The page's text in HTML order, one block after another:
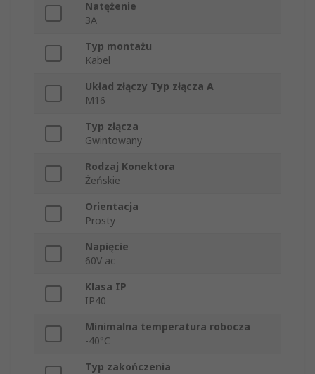
Natężenie
3A
Typ montażu
Kabel
Układ złączy Typ złącza A
M16
Typ złącza
Gwintowany
Rodzaj Konektora
Żeńskie
Orientacja
Prosty
Napięcie
60V ac
Klasa IP
IP40
Minimalna temperatura robocza
-40°C
Typ zakończenia